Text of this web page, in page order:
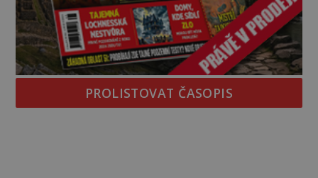
PROLISTOVAT ČASOPIS